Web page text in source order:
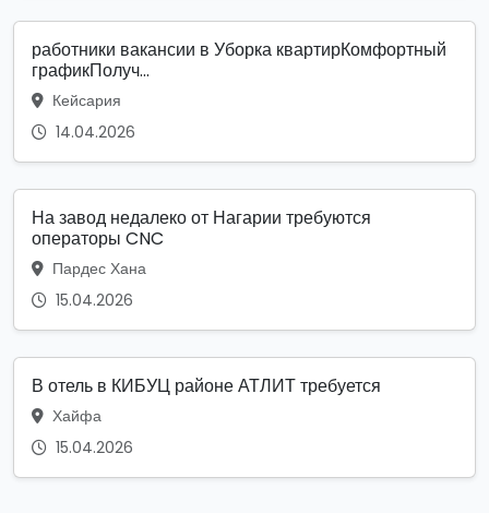
работники вакансии в Уборка квартирКомфортный
графикПолуч...
Кейсария
14.04.2026
На завод недалеко от Нагарии требуются
операторы CNC
Пардес Хана
15.04.2026
В отель в КИБУЦ районе АТЛИТ требуется
Хайфа
15.04.2026